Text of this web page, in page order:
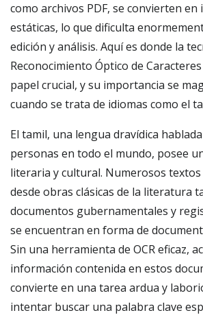
como archivos PDF, se convierten en
estáticas, lo que dificulta
edición y análisis. Aquí es donde la
Reconocimiento Óptico de
papel crucial, y su importancia se
cuando se trata de idiomas como el
El tamil, una lengua dravídica
personas en todo el mundo, posee
literaria y cultural. Numerosos
desde obras clásicas de la literatura
documentos gubernamentales y
se encuentran en forma de
Sin una herramienta de OCR eficaz,
información contenida en estos
convierte en una tarea ardua y
intentar buscar una palabra clave